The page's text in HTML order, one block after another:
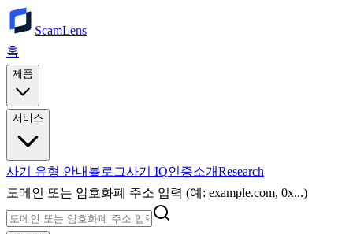
ScamLens
홈
제품
서비스
사기 유형 안내 블로그사기 IQ인증소개Research
도메인 또는 암호화폐 주소 입력 (예: example.com, 0x...)